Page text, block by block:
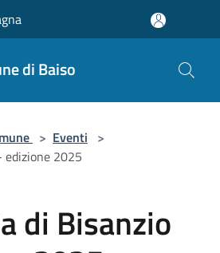
di Baiso
> Eventi >
edizione 2025
di Bisanzio